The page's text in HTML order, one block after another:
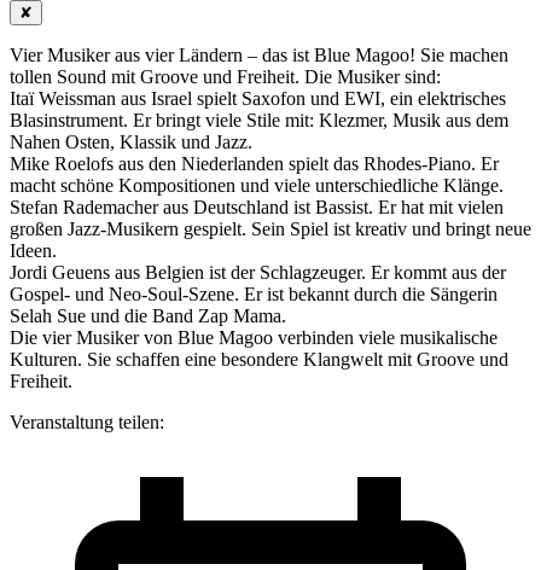
✘
Vier Musiker aus vier Ländern – das ist Blue Magoo! Sie machen
tollen Sound mit Groove und Freiheit. Die Musiker sind:
Itaï Weissman aus Israel spielt Saxofon und EWI, ein elektrisches
Blasinstrument. Er bringt viele Stile mit: Klezmer, Musik aus dem
Nahen Osten, Klassik und Jazz.
Mike Roelofs aus den Niederlanden spielt das Rhodes-Piano. Er
macht schöne Kompositionen und viele unterschiedliche Klänge.
Stefan Rademacher aus Deutschland ist Bassist. Er hat mit vielen
großen Jazz-Musikern gespielt. Sein Spiel ist kreativ und bringt neue
Ideen.
Jordi Geuens aus Belgien ist der Schlagzeuger. Er kommt aus der
Gospel- und Neo-Soul-Szene. Er ist bekannt durch die Sängerin
Selah Sue und die Band Zap Mama.
Die vier Musiker von Blue Magoo verbinden viele musikalische
Kulturen. Sie schaffen eine besondere Klangwelt mit Groove und
Freiheit.
Veranstaltung teilen: